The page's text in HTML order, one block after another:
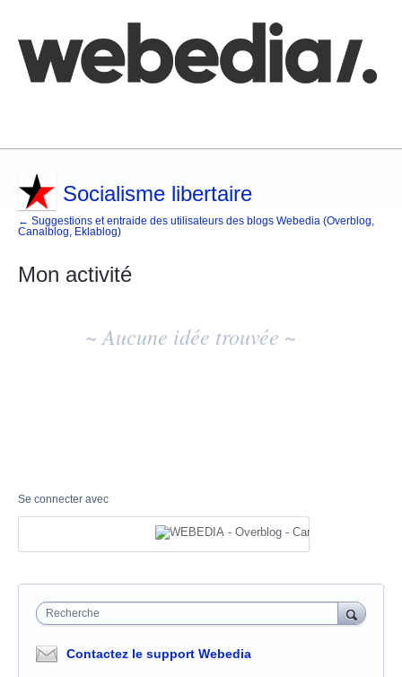
Socialisme libertaire
← Suggestions et entraide des utilisateurs des blogs Webedia (Overblog,
Canalblog, Eklablog)
Mon activité
~ Aucune idée trouvée ~
Se connecter avec
Recherche
Contactez le support Webedia